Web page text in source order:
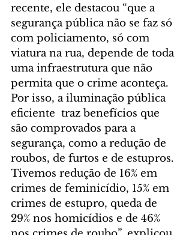
recente, ele destacou “que a
segurança pública não se faz só
com policiamento, só com
viatura na rua, depende de toda
uma infraestrutura que não
permita que o crime aconteça.
Por isso, a iluminação pública
eficiente  traz benefícios que
são comprovados para a
segurança, como a redução de
roubos, de furtos e de estupros.
Tivemos redução de 16% em
crimes de feminicídio, 15% em
crimes de estupro, queda de
29% nos homicídios e de 46%